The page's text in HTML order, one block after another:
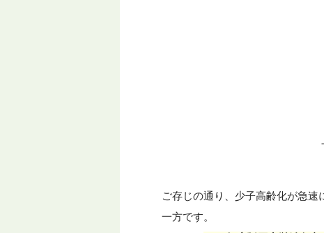
ご存じの通り、少子高齢化が急
一方です。